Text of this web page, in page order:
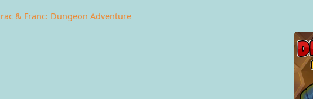
& Franc: Dungeon Adventure